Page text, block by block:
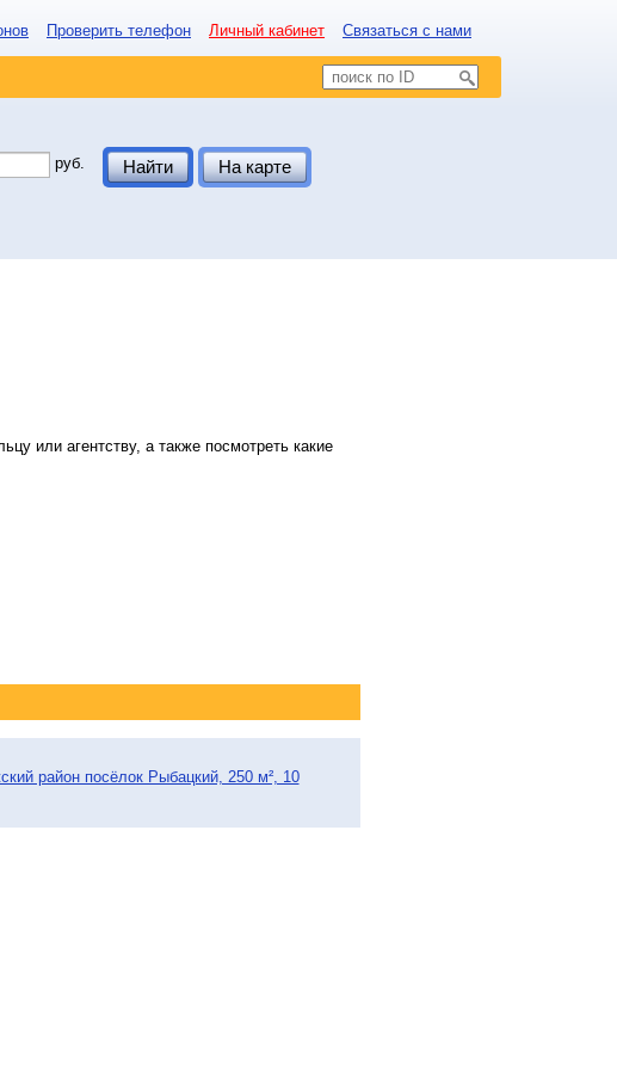
Проверить телефон Личный кабинет Связаться с нами
руб.
Найти На карте
или агентству, а также посмотреть какие
район посёлок Рыбацкий, 250 м², 10